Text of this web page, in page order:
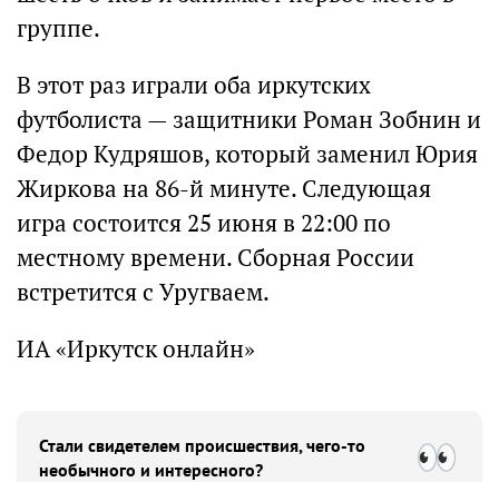
группе.
В этот раз играли оба иркутских
футболиста — защитники Роман Зобнин и
Федор Кудряшов, который заменил Юрия
Жиркова на 86-й минуте. Следующая
игра состоится 25 июня в 22:00 по
местному времени. Сборная России
встретится с Уругваем.
ИА «Иркутск онлайн»
Стали свидетелем происшествия, чего-то
необычного и интересного?